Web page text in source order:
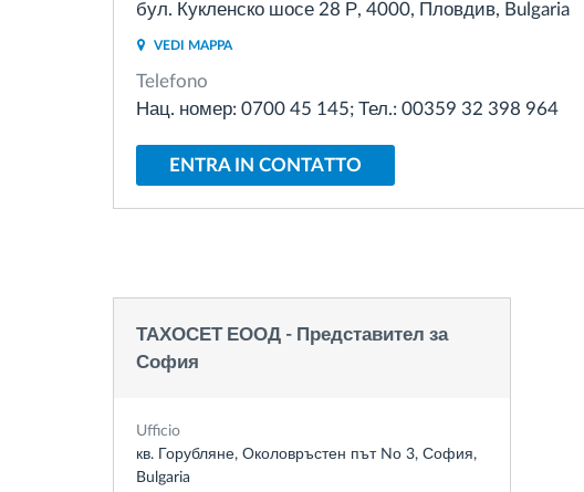
Pianificazione dei percorsi e
monitoraggio
Identificazione automatica del
бул. Кукленско шосе 28 Р, 4000, Пловдив, Bulgaria
VEDI MAPPA
Telefono
Нац. номер: 0700 45 145; Тел.: 00359 32 398 964
ENTRA IN CONTATTO
ТАХОСЕТ ЕООД - Представител за
София
Ufficio
кв. Горубляне, Околовръстен път Nо 3, София,
Bulgaria